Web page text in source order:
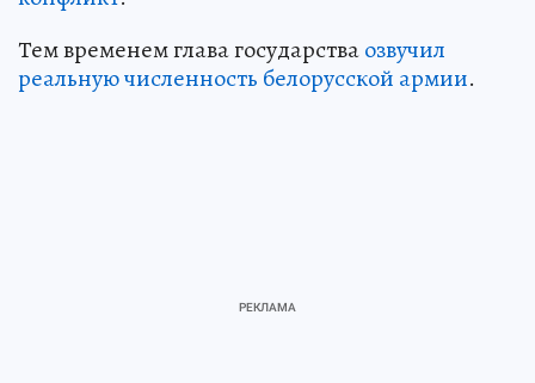
Тем временем глава государстваозвучил
реальную численность белорусской армии.